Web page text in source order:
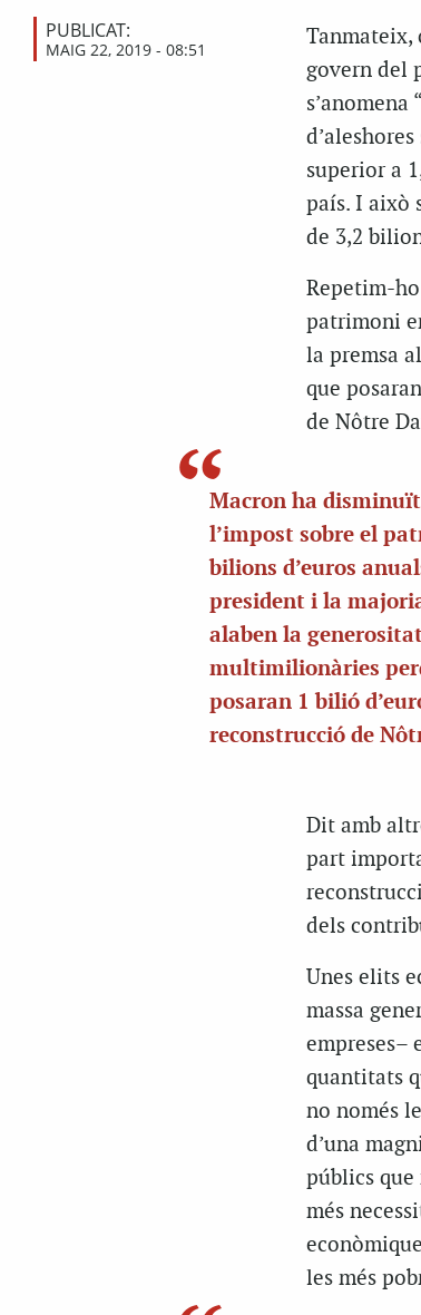
PUBLICAT:
MAIG 22, 2019 - 08:51
Tanmateix,
govern del
superior a
país. I això
de 3,2
Repetim-
patrimoni
la premsa
que
de Nôtre
Macron ha
l’impost sobre el
bilions d’euros
president i la
alaben la
multimilionàries
posaran 1 bilió
reconstrucció de
Dit amb
part
dels
Unes elits
massa
empreses–
quantitats
no només
d’una
públics que
més
les més